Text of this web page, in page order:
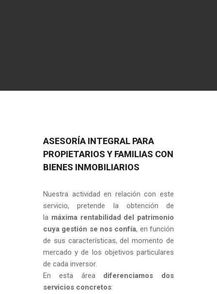
ASESORÍA INTEGRAL PARA
PROPIETARIOS Y FAMILIAS CON
BIENES INMOBILIARIOS
Nuestra actividad en relación con este
servicio, pretende la obtención de
la máxima rentabilidad del patrimonio
cuya gestión se nos confía, en función
de sus características, del momento de
mercado y de los objetivos particulares
de cada inversor.
En esta área diferenciamos dos
servicios concretos: